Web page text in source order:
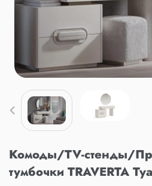
Комоды/TV-стенды/
тумбочки TRAVERTA